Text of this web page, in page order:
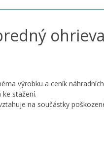
výrobku a ceník
stažení.
na součástky